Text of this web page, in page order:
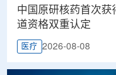
中国原研核药首次获
道资格双重认定
医疗 2026-08-08